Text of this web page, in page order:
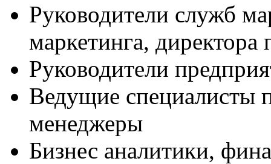
Руководители служб
маркетинга, директора
Руководители
Ведущие специалисты
менеджеры
Бизнес аналитики,